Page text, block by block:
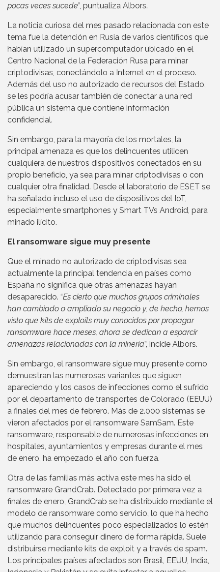
pocas veces sucede”, puntualiza Albors.
La noticia curiosa del mes pasado relacionada con este
tema fue la detención en Rusia de varios científicos que
habían utilizado un supercomputador ubicado en el
Centro Nacional de la Federación Rusa para minar
criptodivisas, conectándolo a Internet en el proceso.
Además del uso no autorizado de recursos del Estado,
se les podría acusar también de conectar a una red
pública un sistema que contiene información
confidencial.
Sin embargo, para la mayoría de los mortales, la
principal amenaza es que los delincuentes utilicen
cualquiera de nuestros dispositivos conectados en su
propio beneficio, ya sea para minar criptodivisas o con
cualquier otra finalidad. Desde el laboratorio de ESET se
ha señalado incluso el uso de dispositivos del IoT,
especialmente smartphones y Smart TVs Android, para
minado ilícito.
El ransomware sigue muy presente
Que el minado no autorizado de criptodivisas sea
actualmente la principal tendencia en países como
España no significa que otras amenazas hayan
desaparecido. “Es cierto que muchos grupos criminales
han cambiado o ampliado su negocio y, de hecho, hemos
visto que kits de exploits muy conocidos por propagar
ransomware hace meses, ahora se dedican a esparcir
amenazas relacionadas con la minería”, incide Albors.
Sin embargo, el ransomware sigue muy presente como
demuestran las numerosas variantes que siguen
apareciendo y los casos de infecciones como el sufrido
por el departamento de transportes de Colorado (EEUU)
a finales del mes de febrero. Más de 2.000 sistemas se
vieron afectados por el ransomware SamSam. Este
ransomware, responsable de numerosas infecciones en
hospitales, ayuntamientos y empresas durante el mes
de enero, ha empezado el año con fuerza.
Otra de las familias más activa este mes ha sido el
ransomware GrandCrab. Detectado por primera vez a
finales de enero, GrandCrab se ha distribuido mediante el
modelo de ransomware como servicio, lo que ha hecho
que muchos delincuentes poco especializados lo estén
utilizando para conseguir dinero de forma rápida. Suele
distribuirse mediante kits de exploit y a través de spam.
Los principales países afectados son Brasil, EEUU, India,